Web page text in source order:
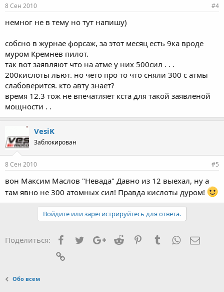
8 Сен 2010 #4
немног не в тему но тут напишу)
собсно в журнае форсаж, за этот месяц есть 9ка вроде
муром Кремнев пилот.
так вот заявляют что на атме у них 500сил . . .
200кислоты льют. но чето про то что сняли 300 с атмы
слабоверится. кто авту знает?
время 12.3 тож не впечатляет кста для такой заявленой
мощности . .
VesiK
Заблокирован
8 Сен 2010 #5
вон Максим Маслов "Невада" Давно из 12 выехал, ну а
там явно не 300 атомных сил! Правда кислоты дуром!
Войдите или зарегистрируйтесь для ответа.
Поделиться: FacebookTwitterGoogle+
Reddit PinterestTumblrWhatsApp
Обо всем